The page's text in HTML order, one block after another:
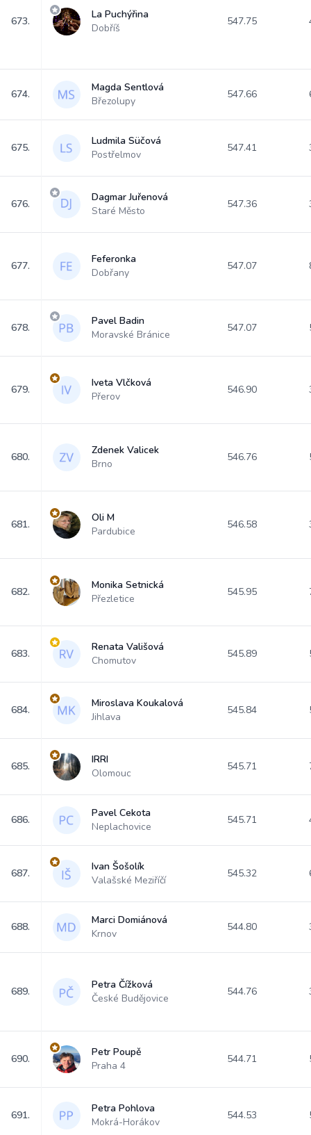
673.
La Puchýřina
Dobříš
547.75
674.
Magda Sentlová
Březolupy
547.66
675.
Ludmila Süčová
Postřelmov
547.41
676.
Dagmar Juřenová
Staré Město
547.36
677.
Feferonka
Dobřany
547.07
678.
Pavel Badin
Moravské Bránice
547.07
679.
Iveta Vlčková
Přerov
546.90
680.
Zdenek Valicek
Brno
546.76
681.
Oli M
Pardubice
546.58
682.
Monika Setnická
Přezletice
545.95
683.
Renata Vališová
Chomutov
545.89
684.
Miroslava Koukalová
Jihlava
545.84
685.
IRRI
Olomouc
545.71
686.
Pavel Cekota
Neplachovice
545.71
687.
Ivan Šošolík
Valašské Meziříčí
545.32
688.
Marci Domiánová
Krnov
544.80
689.
Petra Čížková
České Budějovice
544.76
690.
Petr Poupě
Praha 4
544.71
691.
Petra Pohlova
Mokrá-Horákov
544.53